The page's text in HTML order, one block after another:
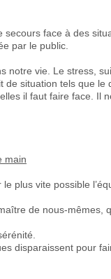
face à des
par le public.
notre vie. Le stress,
situation tels que le
il faut faire face. Il
main
plus vite possible
de nous-mêmes,
disparaissent pour